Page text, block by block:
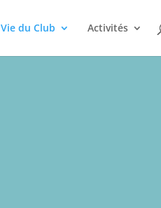
Vie du Club Activités